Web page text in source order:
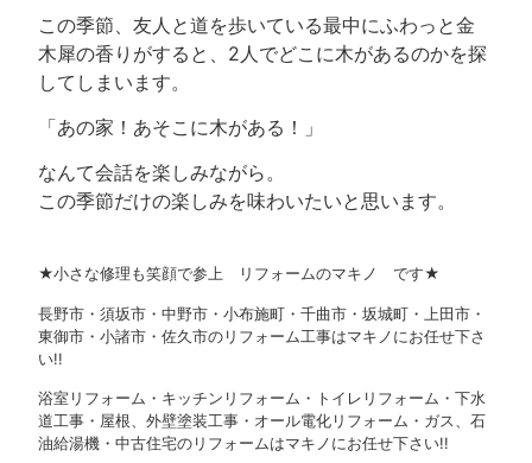
この季節、友人と道を歩いている最中にふわっと金
木犀の香りがすると、2人でどこに木があるのかを探
してしまいます。
「あの家！あそこに木がある！」
なんて会話を楽しみながら。
この季節だけの楽しみを味わいたいと思います。
★小さな修理も笑顔で参上 リフォームのマキノ です★
長野市・須坂市・中野市・小布施町・千曲市・坂城町・上田市・
東御市・小諸市・佐久市のリフォーム工事はマキノにお任せ下さ
い!!
浴室リフォーム・キッチンリフォーム・トイレリフォーム・下水
道工事・屋根、外壁塗装工事・オール電化リフォーム・ガス、石
油給湯機・中古住宅のリフォームはマキノにお任せ下さい!!